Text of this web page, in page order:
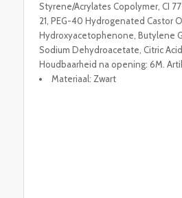
Styrene/Acrylates Copolymer, CI
21, PEG-40 Hydrogenated Castor
Hydroxyacetophenone, Butylene
Sodium Dehydroacetate, Citric
Houdbaarheid na opening: 6M.
Materiaal: Zwart